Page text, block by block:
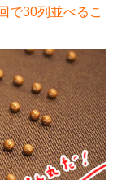
で30列並べるこ